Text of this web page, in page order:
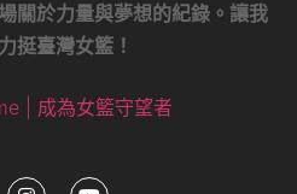
關於力量與夢想的紀錄。讓我
挺臺灣女籃！
| 成為女籃守望者